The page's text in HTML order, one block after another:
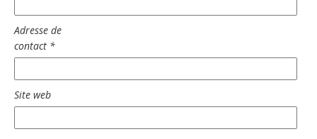
Adresse de
contact *
Site web